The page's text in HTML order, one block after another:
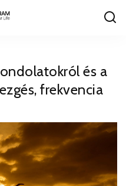
és a
frekvencia